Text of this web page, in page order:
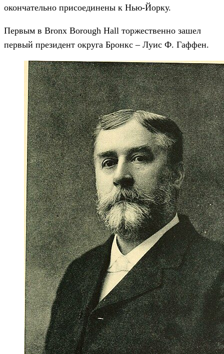
окончательно присоединены к Нью-Йорку.
Первым в Bronx Borough Hall торжественно зашел
первый президент округа Бронкс – Луис Ф. Гаффен.